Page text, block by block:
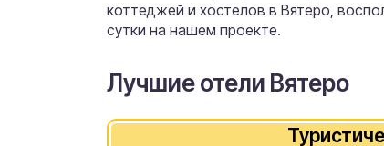
коттеджей и хостелов в Вятеро,
сутки на нашем проекте.
Лучшие отели Вятеро